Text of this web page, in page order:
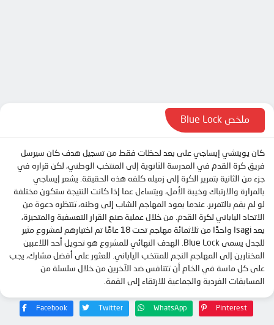
الحلقة 13
الحلقة 14
الحلقة 15
الحلقة 17
الحلقة 18
الحلقة 19
الحلقة 20
الحلقة 21
الحلقة 22
الحلقة 23
ملخص Blue Lock
كان يويتشي إيساجي على بعد لحظات فقط من تسجيل هدف كان سيرسل
فريق كرة القدم في المدرسة الثانوية إلى المنتخب الوطني، لكن قراره في
جزء من الثانية بتمرير الكرة إلى زميله كلفه هذه الحقيقة. يشعر إيساجي
بالمرارة والارتباك وخيبة الأمل، ويتساءل عما إذا كانت النتيجة ستكون مختلفة
لو لم يقم بالتمرير. عندما يعود المهاجم الشاب إلى وطنه، تنتظره دعوة من
الاتحاد الياباني لكرة القدم. من خلال عملية صنع القرار التعسفية والمتحيزة،
يعد Isagi واحدًا من ثلاثمائة مهاجم تحت 18 عامًا تم اختيارهم لمشروع مثير
للجدل يسمى Blue Lock. الهدف النهائي للمشروع هو تحويل أحد اللاعبين
المختارين إلى المهاجم النجم للمنتخب الياباني. للعثور على أفضل مشارك، يجب
على كل ماسة في الخام أن تتنافس ضد الآخرين من خلال سلسلة من
المسابقات الفردية والجماعية للارتقاء إلى القمة.
Facebook Twitter WhatsApp Pinterest